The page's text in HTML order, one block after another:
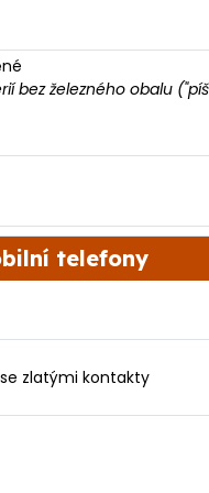
bez železného obalu
telefony
se zlatými kontakty